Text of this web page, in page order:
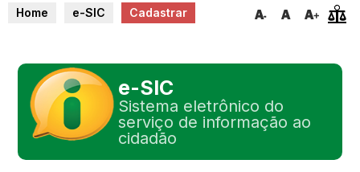
Home
e-SIC Cadastrar
e-SIC
Sistema eletrônico do
serviço de informação ao
cidadão